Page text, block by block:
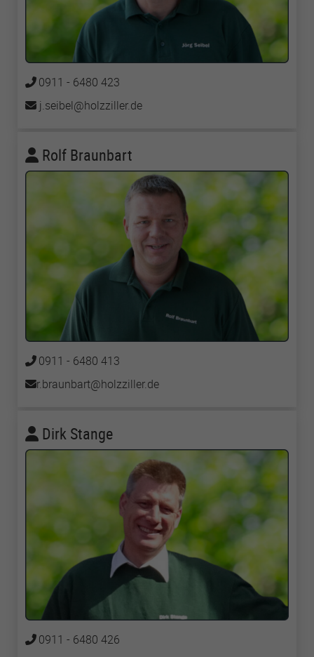
0911 - 6480 423
j.seibel
holzziller de
Rolf Braunbart
0911 - 6480 413
r.braunbart
holzziller de
Dirk Stange
0911 - 6480 426